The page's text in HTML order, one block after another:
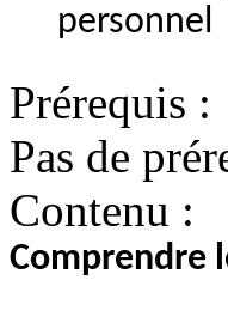
personnel
Prérequis :
Pas de
Contenu :
Comprendre